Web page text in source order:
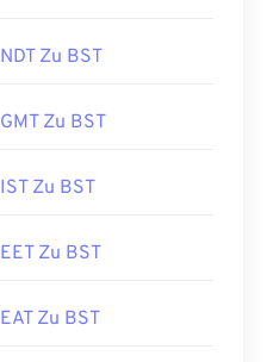
NDT Zu BST
GMT Zu BST
IST Zu BST
EET Zu BST
EAT Zu BST